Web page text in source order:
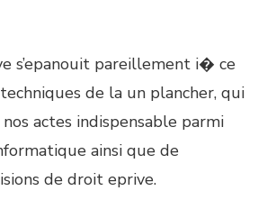
s’epanouit pareillement i� ce
de la un plancher, qui
actes indispensable parmi
ainsi que de
de droit eprive.